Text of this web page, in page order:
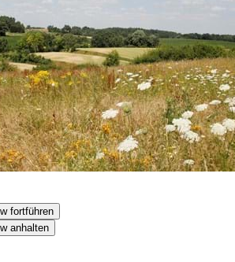
fortführen
anhalten